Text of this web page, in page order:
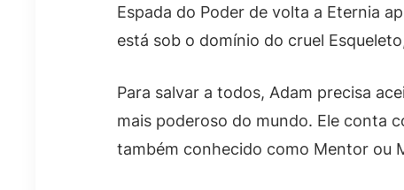
Espada do Poder de volta a Eternia
está sob o domínio do cruel
Para salvar a todos, Adam precisa
mais poderoso do mundo. Ele conta
também conhecido como Mentor ou